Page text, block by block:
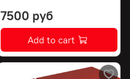
7500 руб
Add to cart